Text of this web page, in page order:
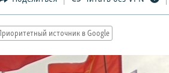
Приоритетный источник в Google